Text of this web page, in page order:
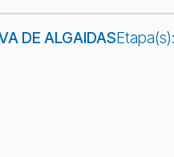
DE ALGAIDASEtapa(s):